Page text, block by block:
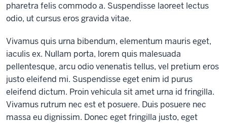
pharetra felis commodo a. Suspendisse laoreet lectus
odio, ut cursus eros gravida vitae.
Vivamus quis urna bibendum, elementum mauris eget,
iaculis ex. Nullam porta, lorem quis malesuada
pellentesque, arcu odio venenatis tellus, vel pretium eros
justo eleifend mi. Suspendisse eget enim id purus
eleifend dictum. Proin vehicula sit amet urna id fringilla.
Vivamus rutrum nec est et posuere. Duis posuere nec
massa eu dignissim. Donec eget fringilla justo, eget